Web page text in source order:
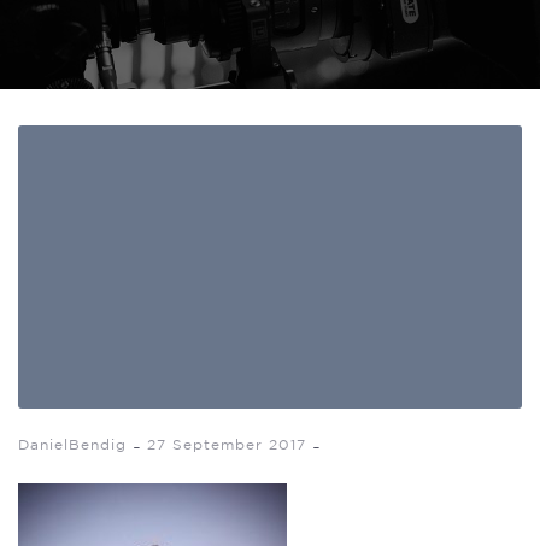
DanielBendig - 27 September 2017 -